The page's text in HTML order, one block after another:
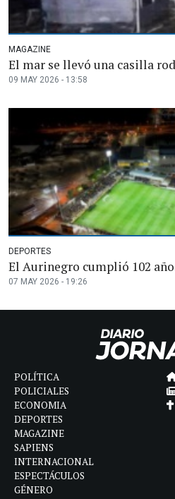
MAGAZINE
El mar se llevó una casilla
09 MAY 2026 - 13:58
DEPORTES
El Aurinegro cumplió 102
07 MAY 2026 - 19:26
POLÍTICA
POLICIALES
ECONOMIA
DEPORTES
MAGAZINE
SAPIENS
INTERNACIONAL
ESPECTÁCULOS
GÉNERO